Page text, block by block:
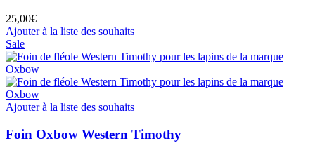
25,00€
Ajouter à la liste des souhaits
Sale
Ajouter à la liste des souhaits
Foin Oxbow Western Timothy